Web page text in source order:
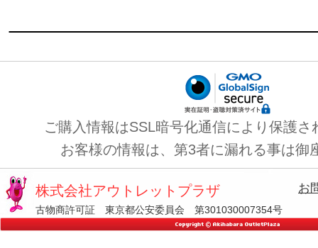
ご購入情報はSSL暗号化通信により保護さ
お客様の情報は、第3者に漏れる事は御
株式会社アウトレットプラザ
古物商許可証 東京都公安委員会 第301030007354号
お